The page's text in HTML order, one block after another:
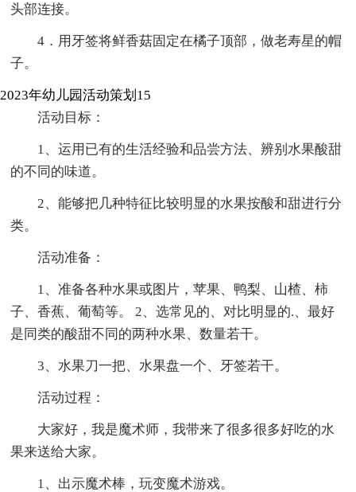
头部连接。
4．用牙签将鲜香菇固定在橘子顶部，做老寿星的帽
子。
2023年幼儿园活动策划15
活动目标：
1、运用已有的生活经验和品尝方法、辨别水果酸甜
的不同的味道。
2、能够把几种特征比较明显的水果按酸和甜进行分
类。
活动准备：
1、准备各种水果或图片，苹果、鸭梨、山楂、柿
子、香蕉、葡萄等。 2、选常见的、对比明显的.、最好
是同类的酸甜不同的两种水果、数量若干。
3、水果刀一把、水果盘一个、牙签若干。
活动过程：
大家好，我是魔术师，我带来了很多很多好吃的水
果来送给大家。
1、出示魔术棒，玩变魔术游戏。